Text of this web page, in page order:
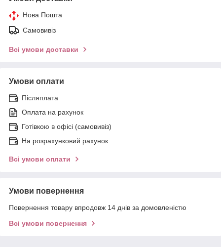
Нова Пошта
Самовивіз
Всі умови доставки
Умови оплати
Післяплата
Оплата на рахунок
Готівкою в офісі (самовивіз)
На розрахунковий рахунок
Всі умови оплати
Умови повернення
Повернення товару впродовж 14 днів за домовленістю
Всі умови повернення